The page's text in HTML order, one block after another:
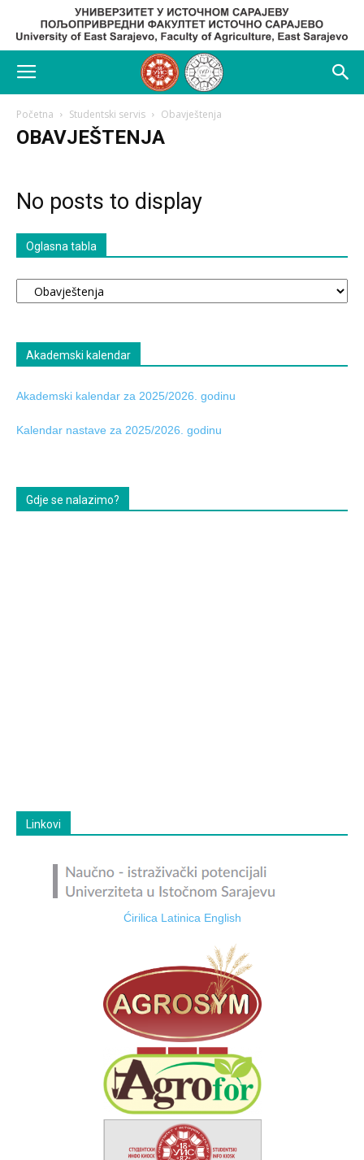
Početna Studentski servis Obavještenja
OBAVJEŠTENJA
No posts to display
Oglasna tabla
Oglasna
tabla
Akademski kalendar
Akademski kalendar za 2025/2026. godinu
Kalendar nastave za 2025/2026. godinu
Gdje se nalazimo?
Linkovi
Ćirilica Latinica English